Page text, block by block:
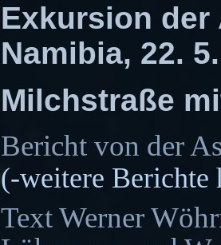
Exkursion der
Namibia, 22.
Milchstraße
Bericht von der
(-weitere Berichte
Text Werner